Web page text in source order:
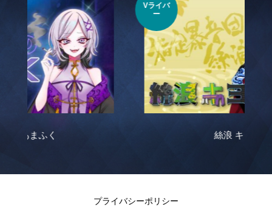
Vライバ
ー
プライバシーポリシー